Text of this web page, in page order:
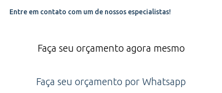
Entre em contato com um de nossos especialistas!
Faça seu orçamento agora mesmo
Faça seu orçamento por Whatsapp